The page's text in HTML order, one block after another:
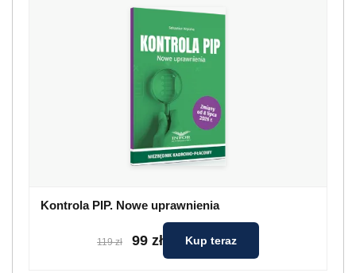
Kontrola PIP. Nowe uprawnienia
119 zł 99 zł Kup teraz